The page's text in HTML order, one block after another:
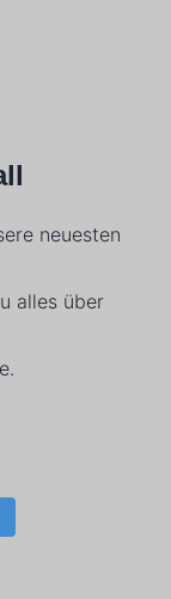
neuesten
alles über